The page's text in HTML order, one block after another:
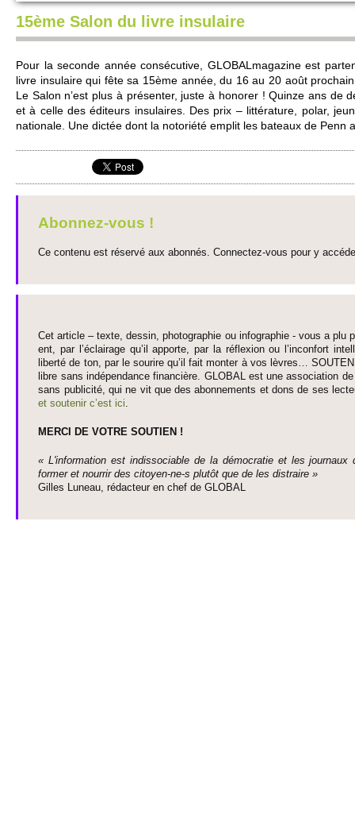
15ème Salon du livre insulaire
Pour la se­conde année consécutive, GLOBALmagazine est
livre insulaire qui fête sa 15ème année, du 16 au 20 août
Le Salon n’est plus à présenter, juste à honorer ! Quinze ans de
et à celle des édite­urs insulaires. Des prix – littérature, polar,
nati­onale. Une dictée dont la notoriété em­plit les bate­aux de Penn
Abonnez-vous !
Ce contenu est réservé aux abonnés. Connectez-vous pour y
Cet article – texte, dessin, photographie ou infographie - vous a plu
ent, par l’éclairage qu’il appo­rte, par la réflexion ou l’inconfort
liberté de ton, par le so­urire qu’il fait monter à vos lèvres…
libre sans indépendance financière. GLOBAL est une asso­ci­ation
sans publi­cité, qui ne vit que des abonne­ments et dons de ses
et so­utenir c’est ici.
MERCI DE VOTRE SO­UTIEN !
« L'information est indisso­ci­able de la démo­cratie et les journaux
former et nourrir des ci­to­yen-ne-s plutôt que de les dis­traire »
Gi­lles Luneau, rédacteur en chef de GLOBAL